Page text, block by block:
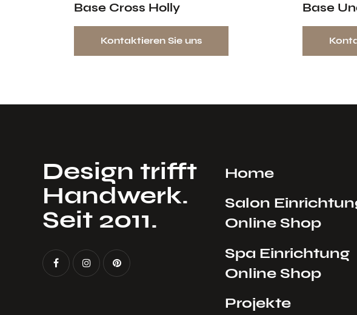
Base Cross Holly
Kontaktieren Sie uns
Base
Design trifft
Handwerk.
Seit 2011.
Home
Salon
Online Shop
Spa Einrichtung
Online Shop
Projekte